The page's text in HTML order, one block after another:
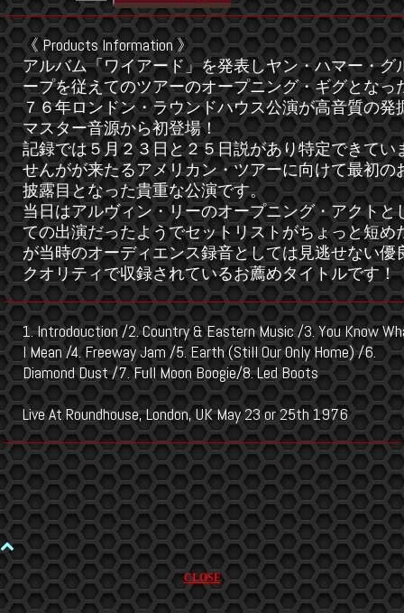
《 Products Information 》
アルバム「ワイアード」を発表しヤン・ハマー・グ
ープを従えてのツアーのオープニング・ギグとなっ
７６年ロンドン・ラウンドハウス公演が高音質の発
マスター音源から初登場！
記録では５月２３日と２５日説があり特定できてい
せんがが来たるアメリカン・ツアーに向けて最初の
披露目となった貴重な公演です。
当日はアルヴィン・リーのオープニング・アクトと
ての出演だったようでセットリストがちょっと短め
が当時のオーディエンス録音としては見逃せない優
クオリティで収録されているお薦めタイトルです！
1. Introdouction /2. Country & Eastern Music /3. You Know
I Mean /4. Freeway Jam /5. Earth (Still Our Only Home) /6.
Diamond Dust /7. Full Moon Boogie/8. Led Boots
Live At Roundhouse, London, UK May 23 or 25th 1976
CLOSE